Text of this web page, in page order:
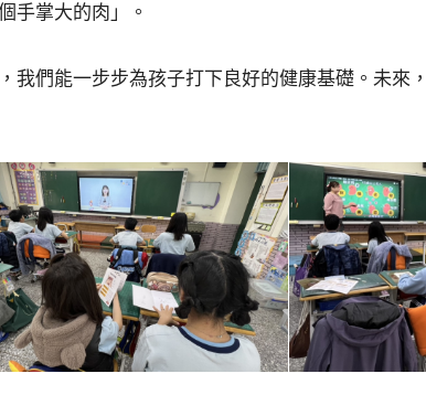
手掌大的肉」。
我們能一步步為孩子打下良好的健康基礎。未來